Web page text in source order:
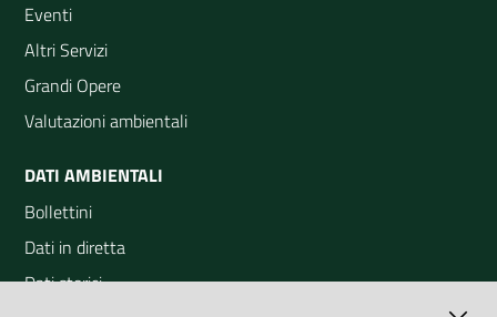
Eventi
Altri Servizi
Grandi Opere
Valutazioni ambientali
DATI AMBIENTALI
Bollettini
Dati in diretta
Dati storici